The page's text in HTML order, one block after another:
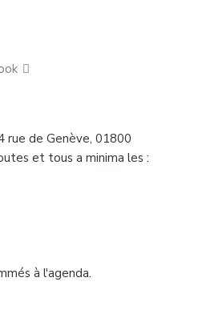
rue de Genève, 01800
et tous a minima les :
à l'agenda.